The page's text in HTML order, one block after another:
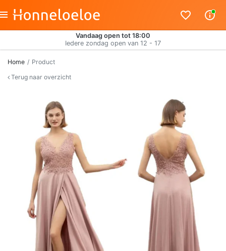
Vandaag open tot 18:00
Iedere zondag open van 12 - 17
Home
Product
Terug naar overzicht